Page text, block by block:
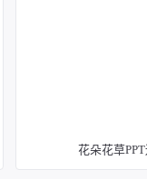
花朵花草